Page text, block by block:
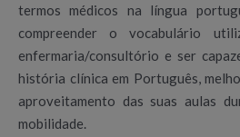
termos médicos na língua
compreender o vocabulário
enfermaria/consultório e ser
história clínica em Português,
aproveitamento das suas aulas
mobilidade.